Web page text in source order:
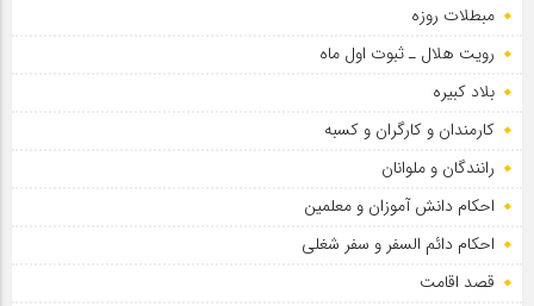
مبطلات روزه
رویت هلال ـ ثبوت اول ماه
بلاد کبیره
کارمندان و کارگران و کسبه
رانندگان و ملوانان
احکام دانش آموزان و معلمین
احکام دائم السفر و سفر شغلی
قصد اقامت